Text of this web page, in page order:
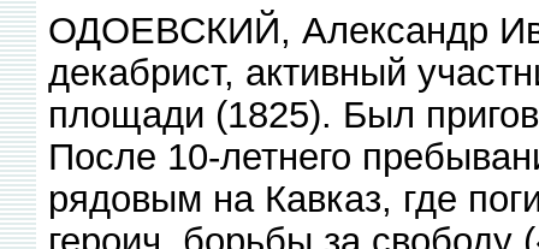
ОДОЕВСКИЙ, Александр
декабрист, активный
площади (1825). Был
После 10-летнего
рядовым на Кавказ, где
героич. борьбы за свободу